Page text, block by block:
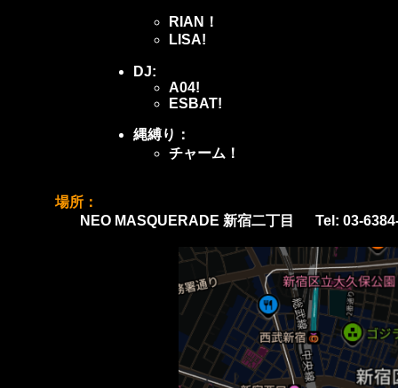
RIAN！
LISA!
DJ:
A04!
ESBAT!
縄縛り：
チャーム！
場所：
NEO MASQUERADE 新宿二丁目
Tel: 03-